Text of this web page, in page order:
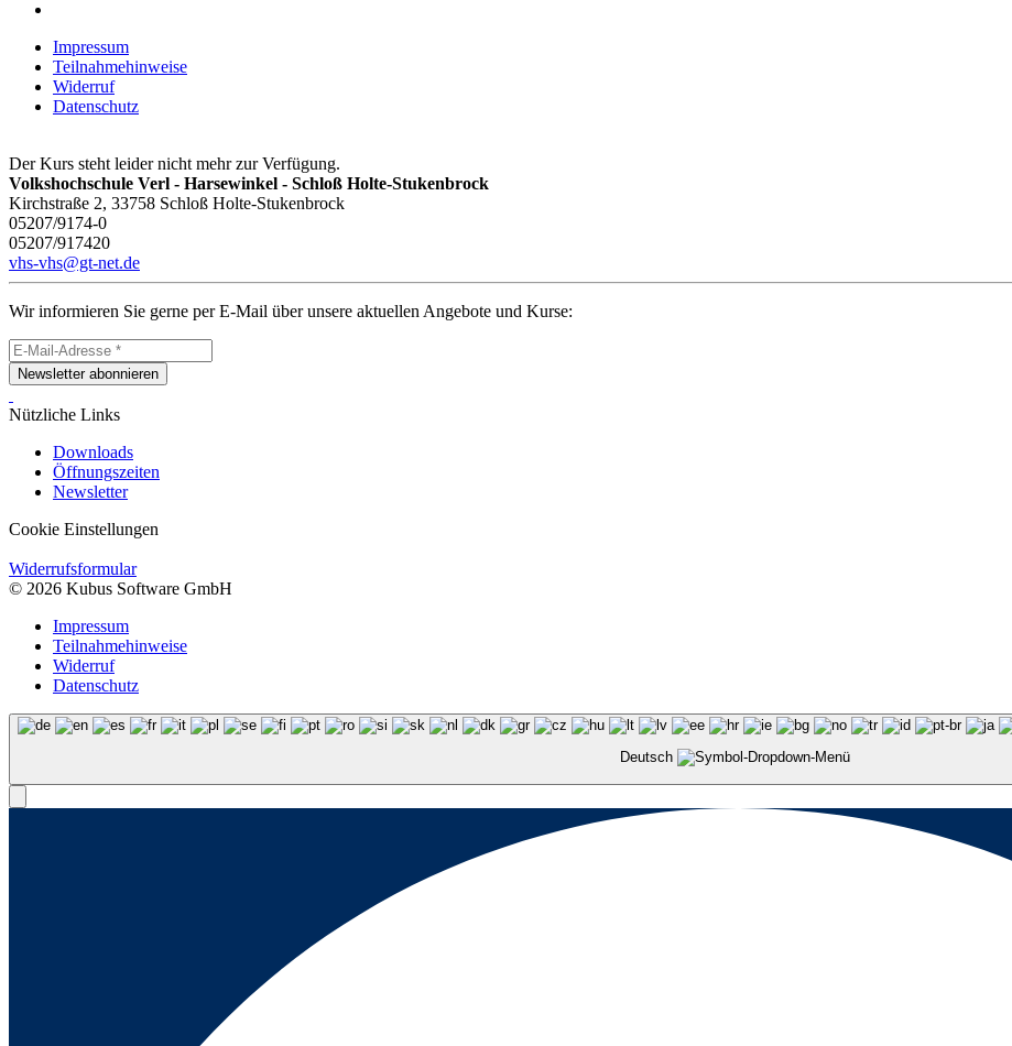
Impressum
Teilnahmehinweise
Widerruf
Datenschutz
Der Kurs steht leider nicht mehr zur Verfügung.
Volkshochschule Verl - Harsewinkel - Schloß Holte-Stukenbrock
Kirchstraße 2, 33758 Schloß Holte-Stukenbrock
05207/9174-0
05207/917420
vhs-vhs@gt-net.de
Wir informieren Sie gerne per E-Mail über unsere aktuellen Angebote und Kurse:
Newsletter abonnieren
Nützliche Links
Downloads
Öffnungszeiten
Newsletter
Cookie Einstellungen
Widerrufsformular
© 2026 Kubus Software GmbH
Impressum
Teilnahmehinweise
Widerruf
Datenschutz
Deutsch